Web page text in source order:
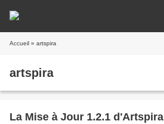
Accueil » artspira
artspira
La Mise à Jour 1.2.1 d'Artspira